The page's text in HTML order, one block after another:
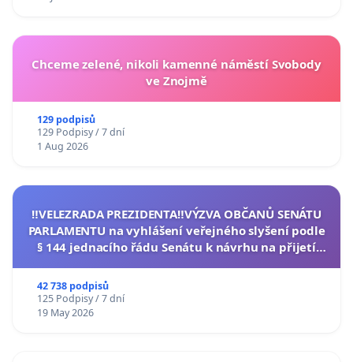
Chceme zelené, nikoli kamenné náměstí Svobody
ve Znojmě
129 podpisů
129 Podpisy / 7 dní
1 Aug 2026
‼️VELEZRADA PREZIDENTA‼️VÝZVA OBČANŮ SENÁTU
PARLAMENTU na vyhlášení veřejného slyšení podle
§ 144 jednacího řádu Senátu k návrhu na přijetí
42 738 podpisů
125 Podpisy / 7 dní
19 May 2026